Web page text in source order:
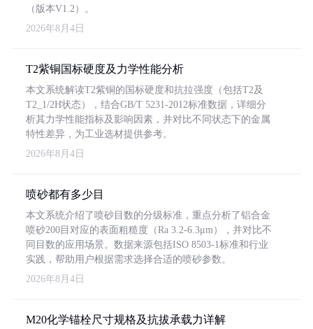
（版本V1.2）。
2026年8月4日
T2紫铜国标硬度及力学性能分析
本文系统解读T2紫铜的国标硬度和抗拉强度（包括T2及
T2_1/2H状态），结合GB/T 5231-2012标准数据，详细分
析其力学性能指标及影响因素，并对比不同状态下的金属
特性差异，为工业选材提供参考。
2026年8月4日
喷砂都有多少目
本文系统介绍了喷砂目数的分级标准，重点分析了铝合金
喷砂200目对应的表面粗糙度（Ra 3.2-6.3μm），并对比不
同目数的应用场景。数据来源包括ISO 8503-1标准和行业
实践，帮助用户根据需求选择合适的喷砂参数。
2026年8月4日
M20化学锚栓尺寸规格及抗拔承载力详解